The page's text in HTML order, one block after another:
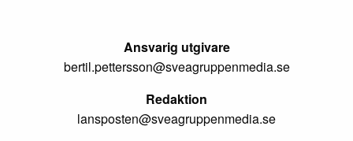
Ansvarig utgivare
bertil.pettersson@sveagruppenmedia.se
Redaktion
lansposten@sveagruppenmedia.se